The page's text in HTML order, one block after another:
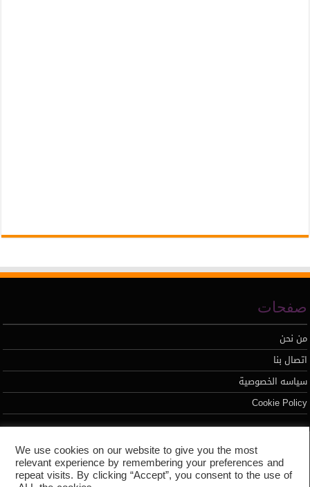
صفحات
من نحن
اتصال بنا
سياسه الخصوصية
Cookie Policy
تطوير محمد السيد
We use cookies on our website to give you the most
relevant experience by remembering your preferences and
repeat visits. By clicking “Accept”, you consent to the use of